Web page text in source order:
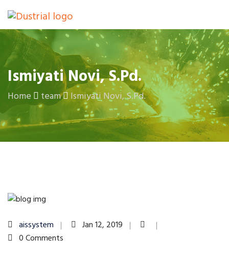
Ismiyati Novi, S.Pd.
Home team Ismiyati Novi, S.Pd.
aissystem
Jan 12, 2019
0 Comments